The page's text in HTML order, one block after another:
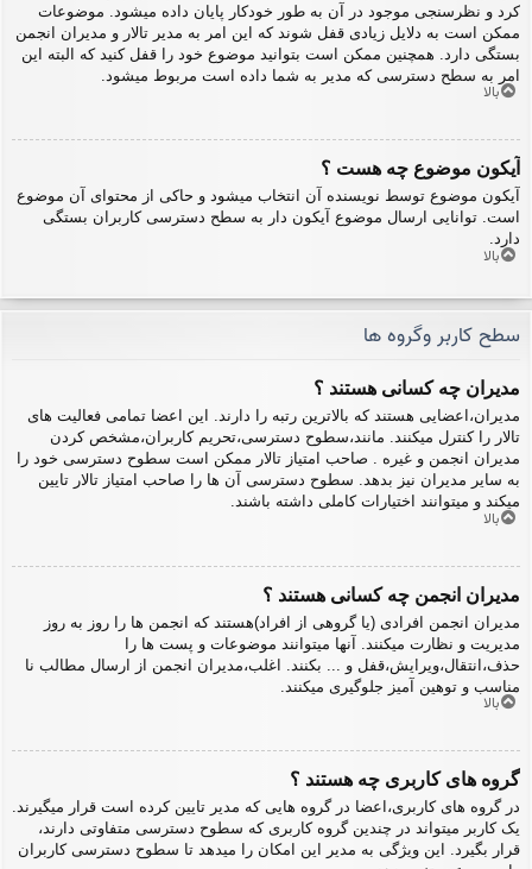
کرد و نظرسنجی موجود در آن به طور خودکار پایان داده میشود. موضوعات
ممکن است به دلایل زیادی قفل شوند که این امر به مدیر تالار و مدیران انجمن
بستگی دارد. همچنین ممکن است بتوانید موضوع خود را قفل کنید که البته این
امر به سطح دسترسی که مدیر به شما داده است مربوط میشود.
بالا
آیکون موضوع چه هست ؟
آیکون موضوع توسط نویسنده آن انتخاب میشود و حاکی از محتوای آن موضوع
است. توانایی ارسال موضوع آیکون دار به سطح دسترسی کاربران بستگی
دارد.
بالا
سطح کاربر وگروه ها
مدیران چه کسانی هستند ؟
مدیران،اعضایی هستند که بالاترین رتبه را دارند. این اعضا تمامی فعالیت های
تالار را کنترل میکنند. مانند،سطوح دسترسی،تحریم کاربران،مشخص کردن
مدیران انجمن و غیره . صاحب امتیاز تالار ممکن است سطوح دسترسی خود را
به سایر مدیران نیز بدهد. سطوح دسترسی آن ها را صاحب امتیاز تالار تایین
میکند و میتوانند اختیارات کاملی داشته باشند.
بالا
مدیران انجمن چه کسانی هستند ؟
مدیران انجمن افرادی (یا گروهی از افراد)هستند که انجمن ها را روز به روز
مدیریت و نظارت میکنند. آنها میتوانند موضوعات و پست ها را
حذف،انتقال،ویرایش،قفل و ... بکنند. اغلب،مدیران انجمن از ارسال مطالب نا
مناسب و توهین آمیز جلوگیری میکنند.
بالا
گروه های کاربری چه هستند ؟
در گروه های کاربری،اعضا در گروه هایی که مدیر تایین کرده است قرار میگیرند.
یک کاربر میتواند در چندین گروه کاربری که سطوح دسترسی متفاوتی دارند،
قرار بگیرد. این ویژگی به مدیر این امکان را میدهد تا سطوح دسترسی کاربران